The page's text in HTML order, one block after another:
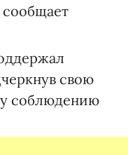
свою
соблюдению